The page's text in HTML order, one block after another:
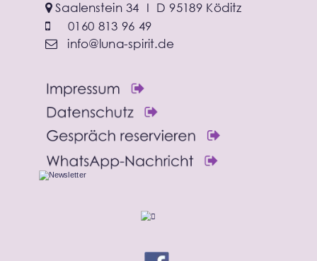
 Saalenstein 34  I  D 95189 Köditz
 0160 813 96 49
 info@luna-spirit.de